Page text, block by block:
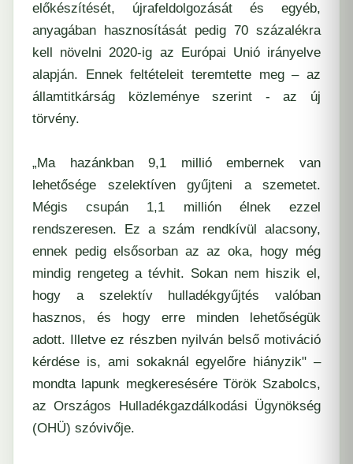
előkészítését, újrafeldolgozását és egyéb,
anyagában hasznosítását pedig 70 százalékra
kell növelni 2020-ig az Európai Unió irányelve
alapján. Ennek feltételeit teremtette meg – az
államtitkárság közleménye szerint - az új
törvény.
„Ma hazánkban 9,1 millió embernek van
lehetősége szelektíven gyűjteni a szemetet.
Mégis csupán 1,1 millión élnek ezzel
rendszeresen. Ez a szám rendkívül alacsony,
ennek pedig elsősorban az az oka, hogy még
mindig rengeteg a tévhit. Sokan nem hiszik el,
hogy a szelektív hulladékgyűjtés valóban
hasznos, és hogy erre minden lehetőségük
adott. Illetve ez részben nyilván belső motiváció
kérdése is, ami sokaknál egyelőre hiányzik" –
mondta lapunk megkeresésére Török Szabolcs,
az Országos Hulladékgazdálkodási Ügynökség
(OHÜ) szóvivője.